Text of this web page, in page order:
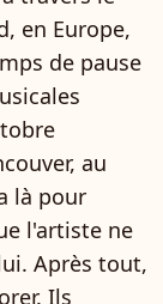
en Europe,
de pause
au
là pour
l'artiste ne
Après tout,
Ils